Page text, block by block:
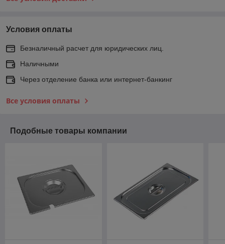
Условия оплаты
Безналичный расчет для юридических лиц.
Наличными
Через отделение банка или интернет-банкинг
Все условия оплаты
Подобные товары компании